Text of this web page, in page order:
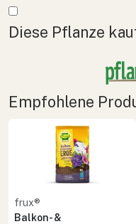
Mehr anzeigen
Diese Pflanze
Empfohlene
frux®
Balkon- &